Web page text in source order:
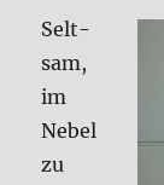
Selt­
sam,
im
Nebel
zu